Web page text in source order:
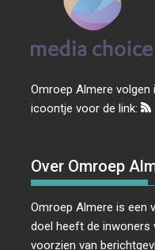
Omroep Almere
icoontje voor de link:
Over Omroep
Omroep Almere is een
doel heeft de
voorzien van